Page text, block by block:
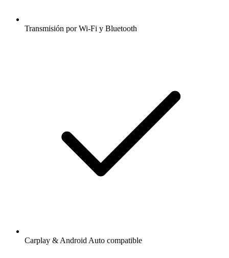
Transmisión por Wi-Fi y Bluetooth
Carplay & Android Auto compatible